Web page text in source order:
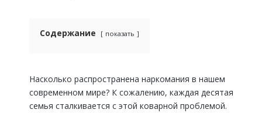
Содержание показать
Насколько распространена наркомания в нашем
современном мире? К сожалению, каждая десятая
семья сталкивается с этой коварной проблемой.